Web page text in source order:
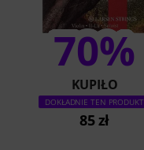
70%
KUPIŁO
DOKŁADNIE TEN PRODUKT
85 zł